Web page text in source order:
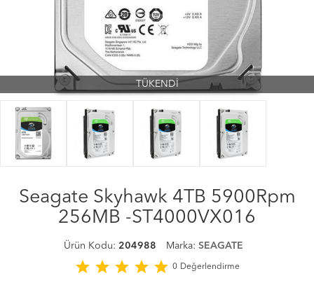
TÜKENDİ
Seagate Skyhawk 4TB 5900Rpm
256MB -ST4000VX016
Ürün Kodu: 204988 Marka: SEAGATE
star star star star star 0 Değerlendirme